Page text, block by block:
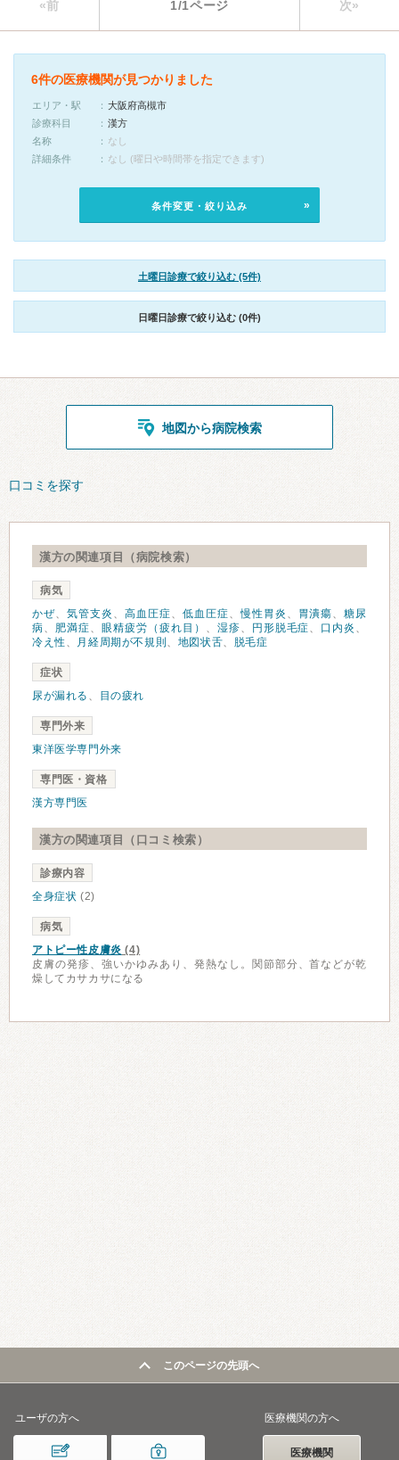
«前 1/1ページ 次»
6件の医療機関が見つかりました
エリア・駅
大阪府高槻市
診療科目
漢方
名称
なし
詳細条件
なし (曜日や時間帯を指定できます)
条件変更・絞り込み
土曜日診療で絞り込む (5件)
日曜日診療で絞り込む (0件)
地図から病院検索
口コミを探す
漢方の関連項目（病院検索）
病気
かぜ、 気管支炎 、 高血圧症、 低血圧症、慢性胃炎 、 胃潰瘍、糖尿
病、 肥満症、 眼精疲労（疲れ目） 、 湿疹、 円形脱毛症、 口内炎 、
冷え性、 月経周期が不規則 、 地図状舌、 脱毛症
症状
尿が漏れる 、 目の疲れ
専門外来
東洋医学専門外来
専門医・資格
漢方専門医
漢方の関連項目（口コミ検索）
診療内容
全身症状 (2)
病気
アトピー性皮膚炎 (4)
皮膚の発疹、強いかゆみあり、発熱なし。関節部分、首などが乾
燥してカサカサになる
このページの先頭へ
ユーザの方へ 医療機関の方へ
医療機関